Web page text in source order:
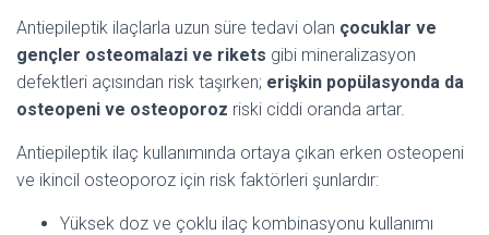
Antiepileptik ilaçlarla uzun süre tedavi olan çocuklar ve
gençler osteomalazi ve rikets gibi mineralizasyon
defektleri açısından risk taşırken; erişkin popülasyonda da
osteopeni ve osteoporoz riski ciddi oranda artar.
Antiepileptik ilaç kullanımında ortaya çıkan erken osteopeni
ve ikincil osteoporoz için risk faktörleri şunlardır:
Yüksek doz ve çoklu ilaç kombinasyonu kullanımı